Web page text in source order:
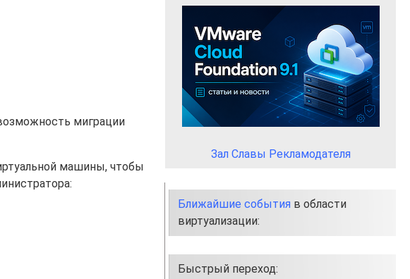
миграции
машины, чтобы
Зал Славы Рекламодателя
Ближайшие события в области
виртуализации:
Быстрый переход: